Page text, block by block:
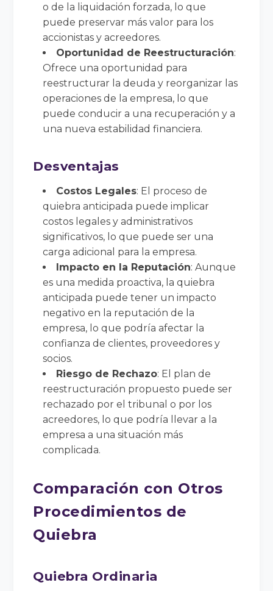
o de la liquidación forzada, lo que
puede preservar más valor para los
accionistas y acreedores.
Oportunidad de Reestructuración:
Ofrece una oportunidad para
reestructurar la deuda y reorganizar las
operaciones de la empresa, lo que
puede conducir a una recuperación y a
una nueva estabilidad financiera.
Desventajas
Costos Legales: El proceso de
quiebra anticipada puede implicar
costos legales y administrativos
significativos, lo que puede ser una
carga adicional para la empresa.
Impacto en la Reputación: Aunque
es una medida proactiva, la quiebra
anticipada puede tener un impacto
negativo en la reputación de la
empresa, lo que podría afectar la
confianza de clientes, proveedores y
socios.
Riesgo de Rechazo: El plan de
reestructuración propuesto puede ser
rechazado por el tribunal o por los
acreedores, lo que podría llevar a la
empresa a una situación más
complicada.
Comparación con Otros
Procedimientos de
Quiebra
Quiebra Ordinaria